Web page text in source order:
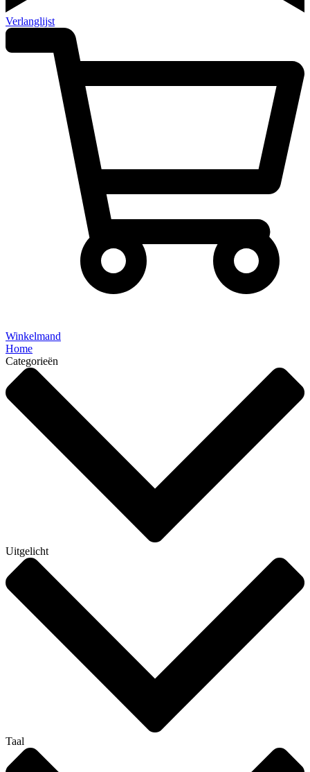
Verlanglijst
Winkelmand
Home
Categorieën
Uitgelicht
Taal